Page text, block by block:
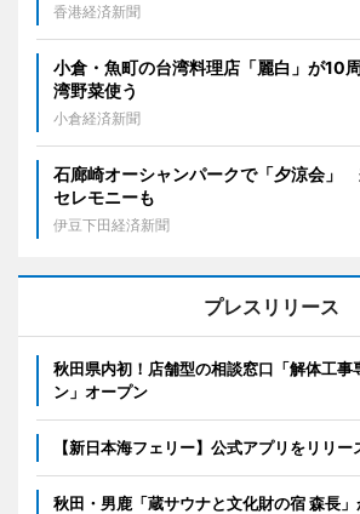
香港経済新聞
小倉・魚町の台湾料理店「麗白」が10
湾野菜使う
小倉経済新聞
石廊崎オーシャンパークで「夕涼会」
セレモニーも
伊豆下田経済新聞
プレスリリース
秋田県内初！店舗型の相談窓口「解体工事
ン」オープン
【新日本海フェリー】公式アプリをリリー
秋田・男鹿「蔵サウナと文化財の宿 森長